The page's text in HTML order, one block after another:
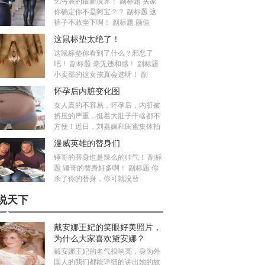
你确定你不是阿宝？？ 副标题 这
裤子不敢坐下啊！ 副标题 颜值
这鼠标垫太绝了！
这鼠标垫你看到了什么？邪恶了
吧！ 副标题 毫无违和感！ 副标题
小卖部的这女孩真会选呀！ 副
怀孕后内脏变化图
女人真的不容易，怀孕后，内脏被
挤压的严重，挺着大肚子干啥都不
方便！近日，刘嘉姵和闺蜜集体拍
漫威英雄的替身们
锤哥的替身也是辣么的帅气！ 副标
题 锤哥的替身好多啊！ 副标题 你
杀了你的替身，你可就没替
天下
戴安娜王妃的笑眼好美照片，
为什么大家喜欢黛安娜？
戴安娜王妃的名气很响亮，身为外
国人的我们都能详细的讲出她的故